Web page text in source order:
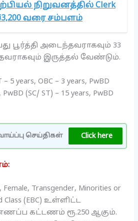
நிறுவனத்தில் Clerk
வரை சம்பளம்
பூர்த்தி அடைந்தவராகவும் 33
இருத்தல் வேண்டும்.
– 5 years, OBC – 3 years, PwBD
PwBD (SC/ ST) – 15 years, PwBD
செய்திகள் Click here
Female, Transgender, Minorities or
Class (EBC) உள்ளிட்ட
கட்டணம் ரூ.250 ஆகும்.